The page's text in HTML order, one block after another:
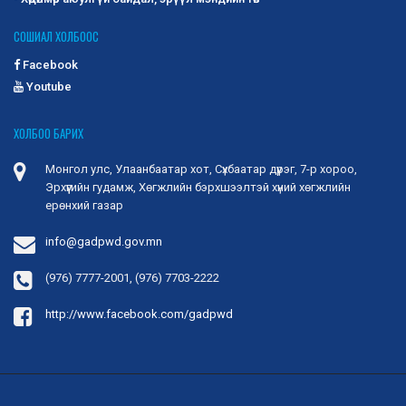
бичгийн хэлгүй, зөвхөн ярианы хэл байдлаар
оршдог. -Дохионы...
Монгол дохионы хэлний хөгжлийн түүх
2025-09-23 1384
СОШИАЛ ХОЛБООС
Facebook
Youtube
ХОЛБОО БАРИХ
Монгол улс, Улаанбаатар хот, Сүхбаатар дүүрэг, 7-р хороо,
Эрхүүгийн гудамж, Хөгжлийн бэрхшээлтэй хүний хөгжлийн
ерөнхий газар
info@gadpwd.gov.mn
(976) 7777-2001, (976) 7703-2222
http://www.facebook.com/gadpwd